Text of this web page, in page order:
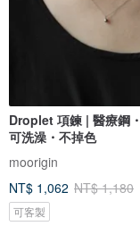
Droplet 項鍊 | 醫療鋼
可洗澡・不掉色
moorigin
NT$ 1,062 NT$ 1,180
可客製